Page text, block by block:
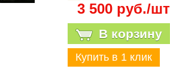
3 500 руб./шт
В корзину